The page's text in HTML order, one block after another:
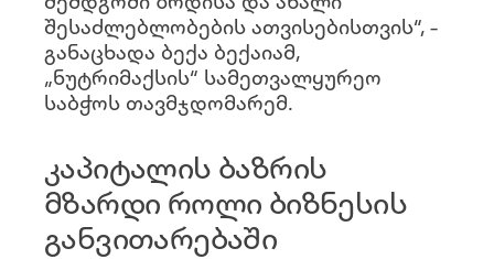
შესაძლებლობების ათვისებისთვის“, –
განაცხადა ბექა ბექაიამ,
„ნუტრიმაქსის“ სამეთვალყურეო
საბჭოს თავმჯდომარემ.
კაპიტალის ბაზრის
მზარდი როლი ბიზნესის
განვითარებაში